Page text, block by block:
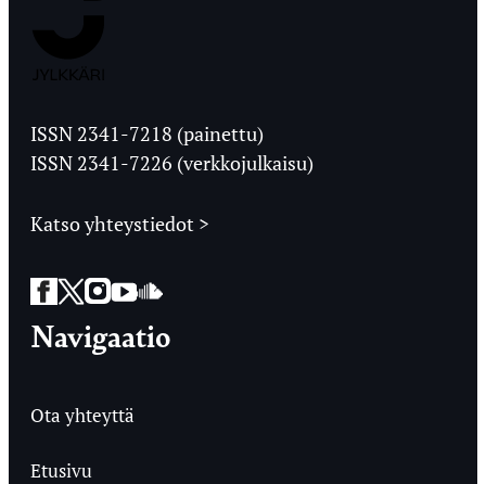
Ylioppilaslehti
ISSN 2341-7218 (painettu)
ISSN 2341-7226 (verkkojulkaisu)
Katso yhteystiedot >
Facebook
Twitter
Instagram
YouTube
SoundCloud
Navigaatio
Ota yhteyttä
Etusivu